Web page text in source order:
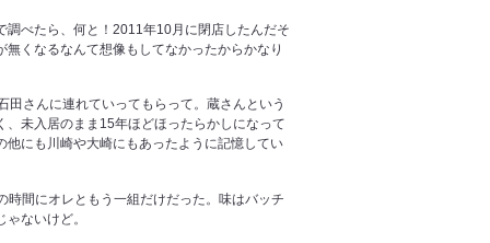
べたら、何と！2011年10月に閉店したんだそ
くなるなんて想像もしてなかったからかなり
さんに連れていってもらって。蔵さんという
未入居のまま15年ほどほったらかしになって
にも川崎や大崎にもあったように記憶してい
間にオレともう一組だけだった。味はバッチ
ないけど。